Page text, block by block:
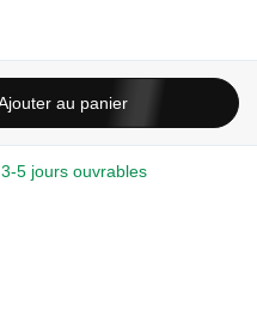
au panier
5 jours ouvrables